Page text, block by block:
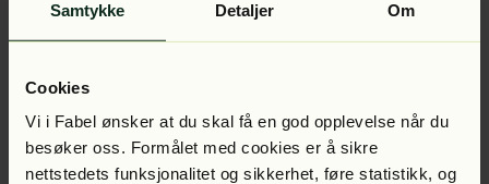
Samtykke Detaljer Om
Cookies
Vi i Fabel ønsker at du skal få en god opplevelse når du
besøker oss. Formålet med cookies er å sikre
nettstedets funksjonalitet og sikkerhet, føre statistikk, og